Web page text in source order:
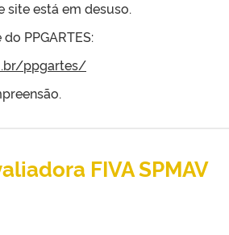
site está em desuso.
PPGARTES:
ppgartes/
FIVA SPMAV